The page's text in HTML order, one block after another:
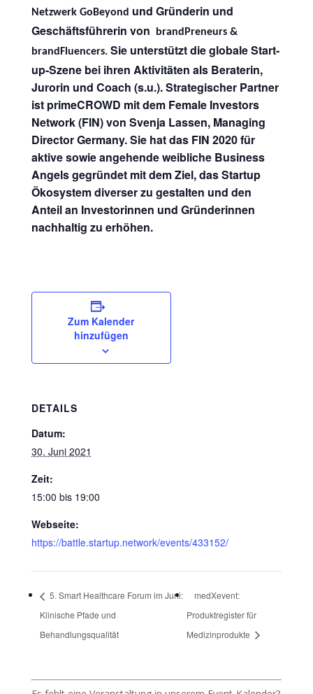
Netzwerk GoBeyond und Gründerin und
Geschäftsführerin von
brandPreneurs &
brandFluencers. Sie unterstützt die globale Start-
up-Szene bei ihren Aktivitäten als Beraterin,
Jurorin und Coach (s.u.). Strategischer Partner
ist primeCROWD mit dem Female Investors
Network (FIN)von Svenja Lassen, Managing
Director Germany. Sie hat das FIN 2020 für
aktive sowie angehende weibliche Business
Angels gegründet mit dem Ziel, das Startup
Ökosystem diverser zu gestalten und den
Anteil an Investorinnen und Gründerinnen
nachhaltig zu erhöhen.
Zum Kalender
hinzufügen
DETAILS
Datum:
30. Juni 2021
Zeit:
15:00 bis 19:00
Webseite:
https://battle.startup.network/events/433152/
5. Smart Healthcare Forum im Juni:
Klinische Pfade und
Behandlungsqualität
medXevent:
Produktregister für
Medizinprodukte